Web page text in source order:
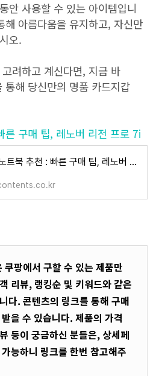
안 사용할 수 있는 아이템입니
해 아름다움을 유지하고, 자신만
오.
려하고 계신다면, 지금 바
통해 당신만의 명품 카드지갑
른 구매 팁, 레노버 리전 프로 7i
게이밍노트북 추천 : 빠른 구매 팁, 레노버 리전 프로 7i
팡에서 구할 수 있는 제품만
리뷰, 랭킹순 및 키워드와 같은
다. 콘텐츠의 링크를 통해 구매
을 수 있습니다. 제품의 가격
등이 궁금하신 분들은, 상세페
능하니 링크를 한번 참고해주